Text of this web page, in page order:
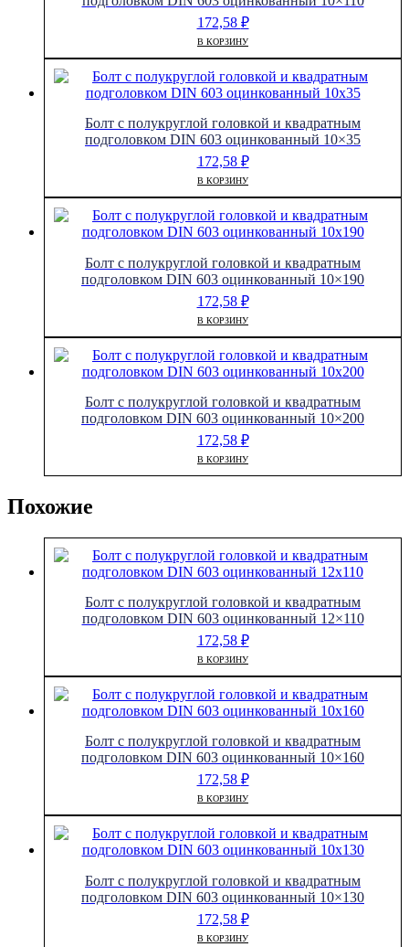
172,58 ₽
В КОРЗИНУ
Болт с полукруглой головкой и квадратным
подголовком DIN 603 оцинкованный 10×35
172,58 ₽
В КОРЗИНУ
Болт с полукруглой головкой и квадратным
подголовком DIN 603 оцинкованный 10×190
172,58 ₽
В КОРЗИНУ
Болт с полукруглой головкой и квадратным
подголовком DIN 603 оцинкованный 10×200
172,58 ₽
В КОРЗИНУ
Похожие
Болт с полукруглой головкой и квадратным
подголовком DIN 603 оцинкованный 12×110
172,58 ₽
В КОРЗИНУ
Болт с полукруглой головкой и квадратным
подголовком DIN 603 оцинкованный 10×160
172,58 ₽
В КОРЗИНУ
Болт с полукруглой головкой и квадратным
подголовком DIN 603 оцинкованный 10×130
172,58 ₽
В КОРЗИНУ